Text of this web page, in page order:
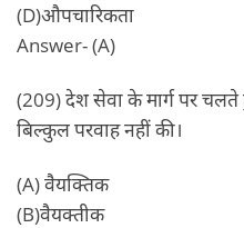
(D)औपचारिकता
Answer- (A)
(209) देश सेवा के मार्ग पर चलते
बिल्कुल परवाह नहीं की।
(A) वैयक्तिक
(B)वैयक्तीक